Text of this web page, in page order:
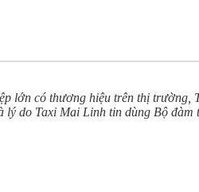
lớn có thương hiệu trên thị trường,
lý do Taxi Mai Linh tin dùng Bộ